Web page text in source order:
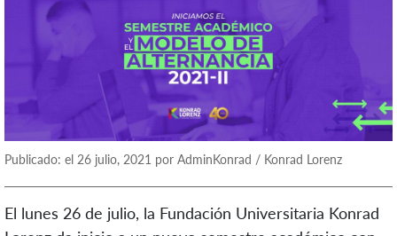
Publicado: el 26 julio, 2021 por AdminKonrad / Konrad Lorenz
El lunes 26 de julio, la Fundación Universitaria Konrad